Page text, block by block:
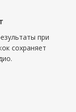
при
сохраняет